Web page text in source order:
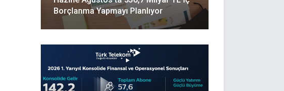
Borçlanma Yapmayı Planlıyor